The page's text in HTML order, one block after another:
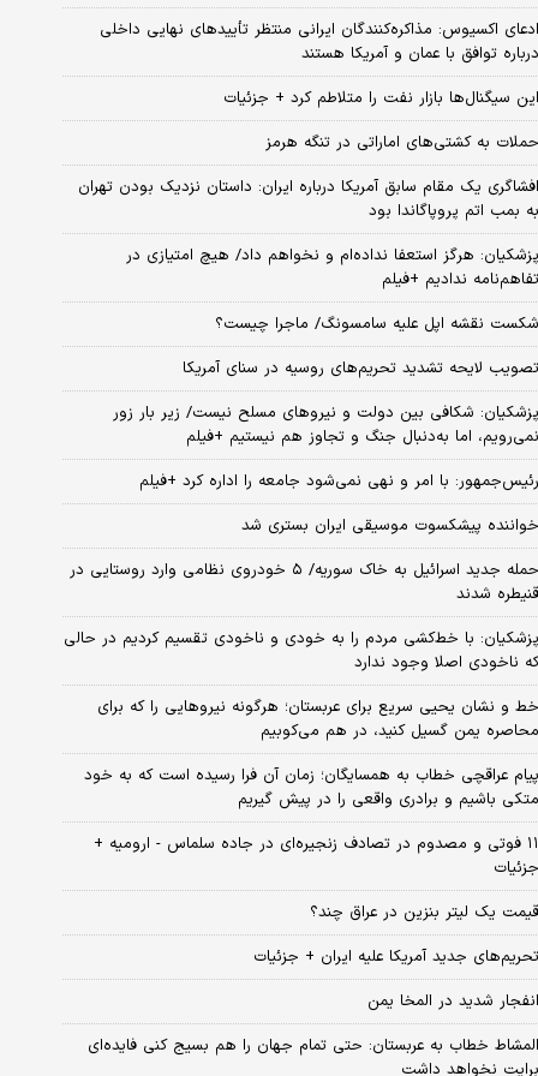
ادعای اکسیوس: مذاکره‌کنندگان ایرانی منتظر تأییدهای نهایی داخلی
درباره توافق با عمان و آمریکا هستند
این سیگنال‌ها بازار نفت را متلاطم کرد + جزئیات
حملات به کشتی‌های اماراتی در تنگه هرمز
افشاگری یک مقام سابق آمریکا درباره ایران: داستان نزدیک بودن تهران
به بمب اتم پروپاگاندا بود
پزشکیان: هرگز استعفا نداده‌ام و نخواهم داد/ هیچ امتیازی در
تفاهم‌نامه ندادیم +فیلم
شکست نقشه اپل علیه سامسونگ/ ماجرا چیست؟
تصویب لایحه تشدید تحریم‌های روسیه در سنای آمریکا
پزشکیان: شکافی بین دولت و نیروهای مسلح نیست/ زیر بار زور
نمی‌رویم، اما به‌دنبال جنگ و تجاوز هم نیستیم +فیلم
رئیس‌جمهور: با امر و نهی نمی‌شود جامعه را اداره کرد +فیلم
خواننده پیشکسوت موسیقی ایران بستری شد
حمله جدید اسرائیل به خاک سوریه/ ۵ خودروی نظامی وارد روستایی در
قنیطره شدند
پزشکیان: با خط‌کشی مردم را به خودی و ناخودی تقسیم کردیم در حالی
که ناخودی اصلا وجود ندارد
خط و نشان یحیی سریع برای عربستان؛ هرگونه نیروهایی را که برای
محاصره یمن گسیل کنید، در هم می‌کوبیم
پیام عراقچی خطاب به همسایگان؛ زمان آن فرا رسیده است که به خود
متکی باشیم و برادری واقعی را در پیش گیریم
۱۱ فوتی و مصدوم در تصادف زنجیره‌ای در جاده سلماس - ارومیه +
جزئیات
قیمت یک لیتر بنزین در عراق چند؟
تحریم‌های جدید آمریکا علیه ایران + جزئیات
انفجار شدید در المخا یمن
المشاط خطاب به عربستان: حتی تمام جهان را هم بسیج کنی فایده‌ای
برایت نخواهد داشت